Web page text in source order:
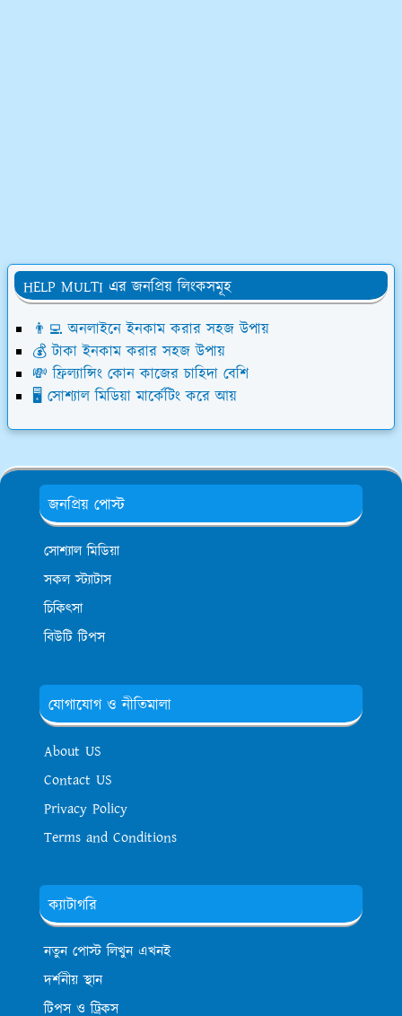
HELP MULTI এর জনপ্রিয় লিংকসমূহ
👨‍💻 অনলাইনে ইনকাম করার সহজ উপায়
💰 টাকা ইনকাম করার সহজ উপায়
💸 ফ্রিল্যান্সিং কোন কাজের চাহিদা বেশি
🖥️ সোশ্যাল মিডিয়া মার্কেটিং করে আয়
জনপ্রিয় পোস্ট
সোশ্যাল মিডিয়া
সকল স্ট্যাটাস
চিকিৎসা
বিউটি টিপস
যোগাযোগ ও নীতিমালা
About US
Contact US
Privacy Policy
Terms and Conditions
ক্যাটাগরি
নতুন পোস্ট লিখুন এখনই
দর্শনীয় স্থান
টিপস ও ট্রিকস